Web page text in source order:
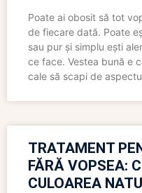
Poate ai obosit să tot
de fiecare dată. Poate
sau pur și simplu ești
ce face. Vestea bună e
cale să scapi de
TRATAMENT
FĂRĂ VOPSEA:
CULOAREA